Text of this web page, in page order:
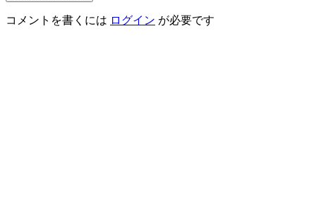
コメントを書くには ログイン が必要です